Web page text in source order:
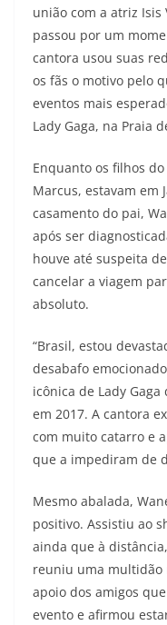
união com a atriz Isis
passou por um
cantora usou suas
os fãs o motivo pelo
eventos mais
Lady Gaga, na Praia
Enquanto os filhos do
Marcus, estavam em
casamento do pai,
após ser
houve até suspeita
cancelar a viagem
absoluto.
“Brasil, estou
desabafo
icônica de Lady
em 2017. A cantora
com muito catarro e
que a impediram de
Mesmo abalada,
positivo. Assistiu ao
ainda que à
reuniu uma multidão
apoio dos amigos
evento e afirmou